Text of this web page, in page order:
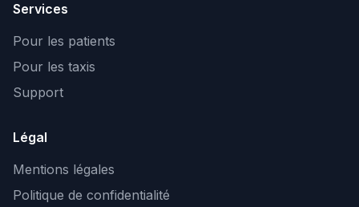
Services
Pour les patients
Pour les taxis
Support
Légal
Mentions légales
Politique de confidentialité